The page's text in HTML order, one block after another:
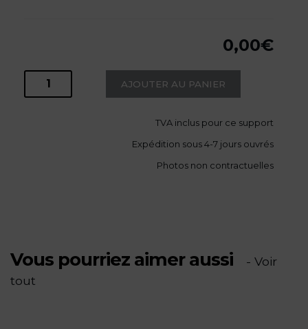
0,00€
quantité
la
Garde
AJOUTER AU PANIER
TVA inclus pour ce support
Expédition sous 4-7 jours ouvrés
Photos non contractuelles
Vous pourriez aimer aussi
- Voir
tout